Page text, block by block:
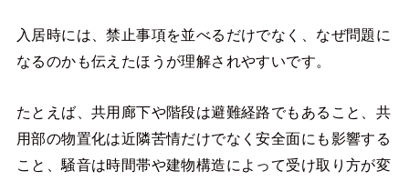
入居時には、禁止事項を並べるだけでなく、なぜ問題に
なるのかも伝えたほうが理解されやすいです。
たとえば、共用廊下や階段は避難経路でもあること、共
用部の物置化は近隣苦情だけでなく安全面にも影響する
こと、騒音は時間帯や建物構造によって受け取り方が変